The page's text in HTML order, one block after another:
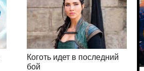
Коготь идет в последний
бой